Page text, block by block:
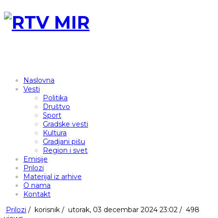
Naslovna
Vesti
Politika
Društvo
Sport
Gradske vesti
Kultura
Gradjani pišu
Region i svet
Emisije
Prilozi
Materijal iz arhive
O nama
Kontakt
Prilozi / korisnik / utorak, 03 decembar 2024 23:02 / 498